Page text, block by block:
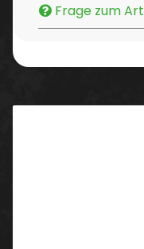
Frage zum